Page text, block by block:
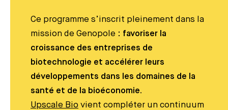
Ce programme s’inscrit pleinement dans la
mission de Genopole : favoriser la
croissance des entreprises de
biotechnologie et accélérer leurs
développements dans les domaines de la
santé et de la bioéconomie.
Upscale Bio vient compléter un continuum